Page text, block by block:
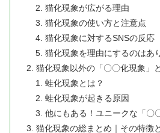
猫化現象が広がる理由
猫化現象の使い方と注意点
猫化現象に対するSNSの反応
猫化現象を理由にするのはあ
猫化現象以外の「〇〇化現象」
蛙化現象とは？
蛙化現象が起きる原因
他にもある！ユニークな「〇
猫化現象の総まとめ｜その特徴